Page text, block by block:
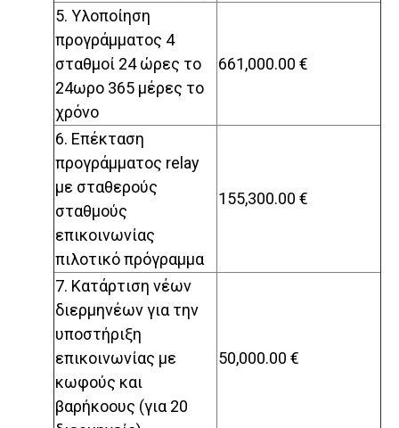
5. Υλοποίηση
προγράμματος 4
σταθμοί 24 ώρες το
24ωρο 365 μέρες το
χρόνο
661,000.00 €
6. Επέκταση
προγράμματος relay
με σταθερούς
σταθμούς
επικοινωνίας
πιλοτικό πρόγραμμα
155,300.00 €
7. Κατάρτιση νέων
διερμηνέων για την
υποστήριξη
επικοινωνίας με
κωφούς και
βαρήκοους (για 20
50,000.00 €